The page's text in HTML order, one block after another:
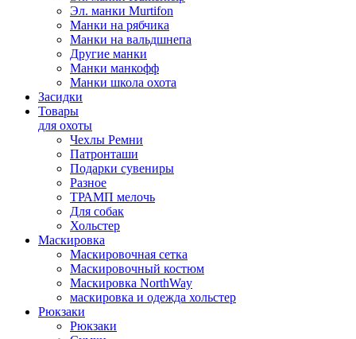
Эл. манки Murtifon
Манки на рябчика
Манки на вальдшнепа
Другие манки
Манки манкофф
Манки школа охота
Засидки
Товары
для охоты
Чехлы Ремни
Патронташи
Подарки сувениры
Разное
ТРАМП мелочь
Для собак
Хольстер
Маскировка
Маскировочная сетка
Маскировочный костюм
Маскировка NorthWay
маскировка и одежда хольстер
Рюкзаки
Рюкзаки